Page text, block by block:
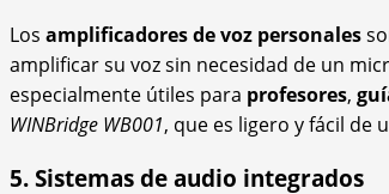
Los amplificadores de voz personales
amplificar su voz sin necesidad de un
especialmente útiles para profesores,
WINBridge WB001, que es ligero y fácil de
5. Sistemas de audio integrados